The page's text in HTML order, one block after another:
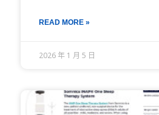
READ MORE »
2026 年 1 月 5 日